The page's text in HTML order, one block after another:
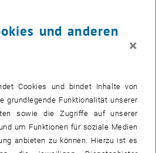
Students
-bis
14:00
und anderen
×
Cookies und bindet Inhalte von
grundlegende Funktionalität unserer
sowie die Zugriffe auf unserer
um Funktionen für soziale Medien
anbieten zu können. Hierzu ist es